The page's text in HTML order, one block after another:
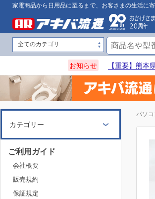
家電商品から日用品に至るまで、お客さまの生活に
お知らせ 【重要】熊
パソ
カテゴリー
ご利用ガイド
会社概要
販売規約
保証規定